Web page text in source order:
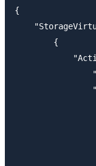
{
        {